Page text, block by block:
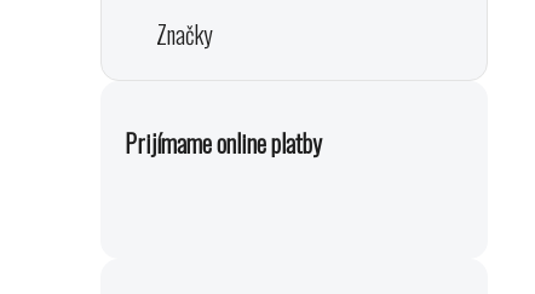
Značky
Prijímame online platby